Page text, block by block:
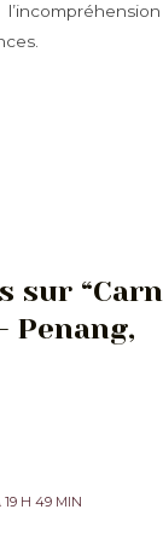
sur
Penang,
19 H 49 MIN